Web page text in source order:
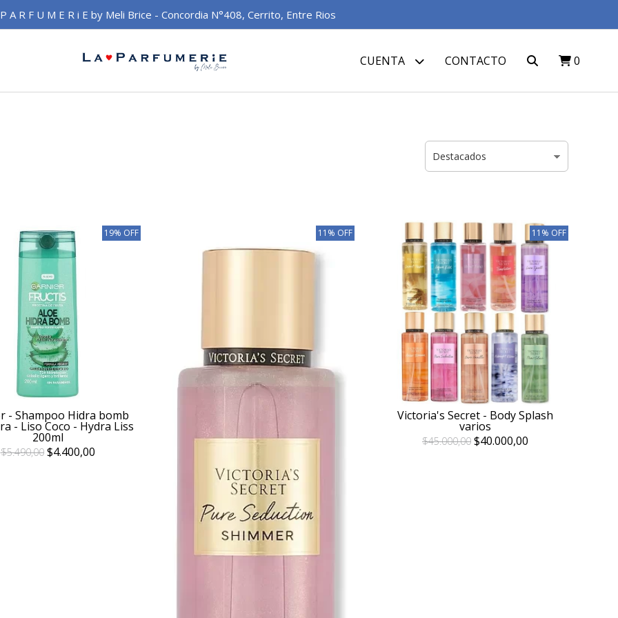
A R F U M E R i E by Meli Brice - Concordia N°408, Cerrito, Entre Rios
CUENTA CONTACTO 0
19% OFF
- Shampoo Hidra bomb
- Liso Coco - Hydra Liss
200ml
$5.490,00$4.400,00
11% OFF 11% OFF
Victoria's Secret - Body Splash
varios
$45.000,00 $40.000,00